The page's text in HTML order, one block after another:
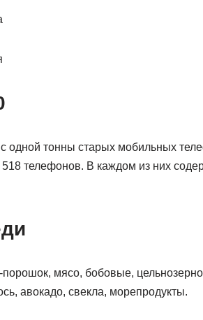
одной тонны старых мобильных
телефонов. В каждом из них
мясо, бобовые,
авокадо, свекла, морепродукты.